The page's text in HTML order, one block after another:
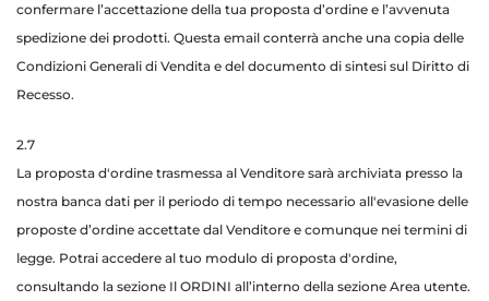
confermare l’accettazione della tua proposta d’ordine e l’avvenuta
spedizione dei prodotti. Questa email conterrà anche una copia delle
Condizioni Generali di Vendita e del documento di sintesi sul Diritto di
Recesso.
2.7
La proposta d'ordine trasmessa al Venditore sarà archiviata presso la
nostra banca dati per il periodo di tempo necessario all'evasione delle
proposte d’ordine accettate dal Venditore e comunque nei termini di
legge. Potrai accedere al tuo modulo di proposta d'ordine,
consultando la sezione Il ORDINI all’interno della sezione Area utente.